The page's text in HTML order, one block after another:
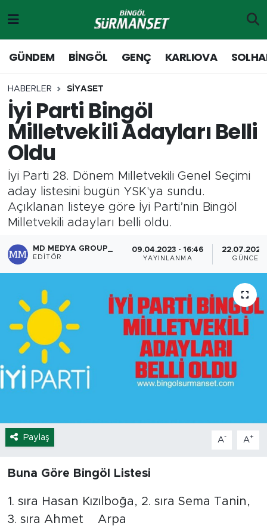
GÜNDEM BİNGÖL GENÇ KARLIOVA
HABERLER SİYASET
İyi Parti Bingöl
Milletvekili Adayları Belli
Oldu
İyi Parti 28. Dönem Milletvekili Genel Seçimi
aday listesini bugün YSK'ya sundu.
Açıklanan listeye göre İyi Parti’nin Bingöl
Milletvekili adayları belli oldu.
MD MEDYA GROUP_
EDITÖR
09.04.2023 - 16:46
YAYINLANMA
22.07.2024
Paylaş A- A+
Buna Göre Bingöl Listesi
1. sıra Hasan Kızılboğa, 2. sıra Sema Tanin,
3. sıra Ahmet Arpa
Genç
Solhan
Karlıova
Yayladere-Yedisu
MD Prestij Dergisi
Siyaset
Spor
Yaşam
Sağlık
Eğitim
Hava Durumu
Tavz Der
Bingöl Kaza Haberleri
Merkez Hava Durumu
Merkez Trafik Yoğunluk Haritası
Süper Lig Puan Durumu ve Fikstür
Son Dakika Haberleri
Haber Arşivi